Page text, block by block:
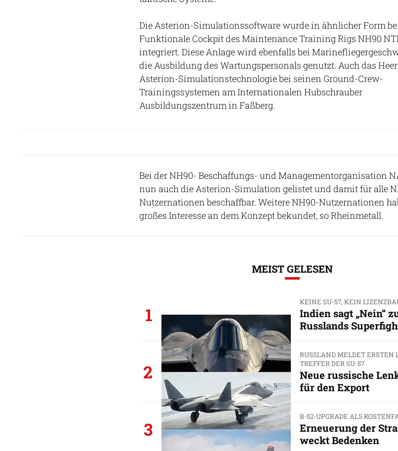
Die Asterion-Simulationssoftware wurde in ähnlicher Form
Funktionale Cockpit des Maintenance Training Rigs NH90
integriert. Diese Anlage wird ebenfalls bei
die Ausbildung des Wartungspersonals genutzt. Auch das
Asterion-Simulationstechnologie bei seinen Ground-Crew-
Trainingssystemen am Internationalen Hubschrauber
Ausbildungszentrum in Faßberg.
Bei der NH90- Beschaffungs- und Managementorganisation
nun auch die Asterion-Simulation gelistet und damit für alle
Nutzernationen beschaffbar. Weitere NH90-Nutzernationen
großes Interesse an dem Konzept bekundet, so Rheinmetall.
MEIST GELESEN
1
KEINE SU-57, KEIN
Indien sagt „Nein“
Russlands
2
RUSSLAND MELDET ERSTEN
TREFFER DER SU-57
Neue russische
für den Export
3
B-52-UPGRADE ALS
Erneuerung der
weckt Bedenken